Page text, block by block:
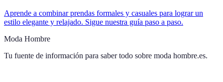
Aprende a combinar prendas formales y casuales para lograr un
estilo elegante y relajado. Sigue nuestra guía paso a paso.
Moda Hombre
Tu fuente de información para saber todo sobre moda hombre.es.